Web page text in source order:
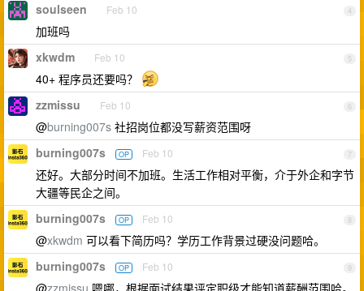
4
soulseen Feb 10
加班吗
5
xkwdm Feb 10
40+ 程序员还要吗？
6
zzmissu Feb 10
@burning007s 社招岗位都没写薪资范围呀
7
burning007s OP Feb 10
还好。大部分时间不加班。生活工作相对平衡，介于外企和字节
大疆等民企之间。
8
burning007s OP Feb 10
@xkwdm 可以看下简历吗？学历工作背景过硬没问题哈。
9
burning007s OP Feb 10
@zzmissu 嗯哪，根据面试结果评定职级才能知道薪酬范围哈。